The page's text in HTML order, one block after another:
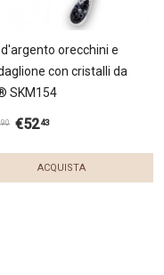
orecchini e
con cristalli da
SKM154
90 €5243
ACQUISTA